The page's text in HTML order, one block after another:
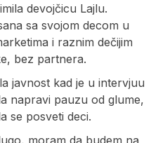
devojčicu Lajlu.
sa svojom decom u
i raznim dečijim
bez partnera.
javnost kad je u intervjuu
napravi pauzu od glume,
se posveti deci.
moram da budem na